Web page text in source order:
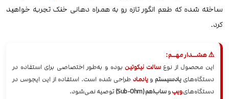
ساخته شده که طعم انگور تازه رو به همراه دهانی خنک تجربه خواهید
کرد.
⚠️ هشــدار مهــم:
این محصول از نوعسالت نیکوتینبوده و به‌طور اختصاصی برای استفاده در
دستگاه‌هایپادسیستموپادماد طراحی شده است. استفاده از این ایجوس در
دستگاه‌هایویپوساب‌اهم (Sub-Ohm) توصیه نمی‌شود.